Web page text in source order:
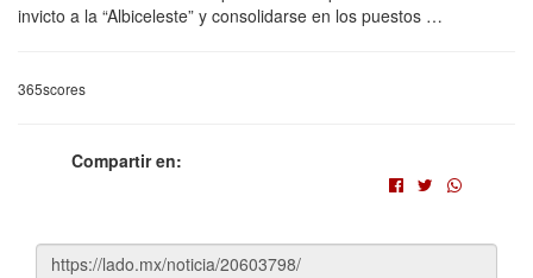
invicto a la “Albiceleste” y consolidarse en los puestos …
365scores
Compartir en: